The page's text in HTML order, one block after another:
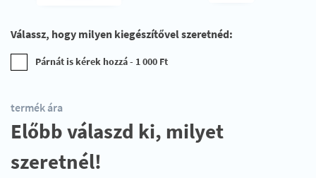
Válassz, hogy milyen kiegészítővel szeretnéd:
Párnát is kérek hozzá - 1 000 Ft
termék ára
Előbb válaszd ki, milyet
szeretnél!